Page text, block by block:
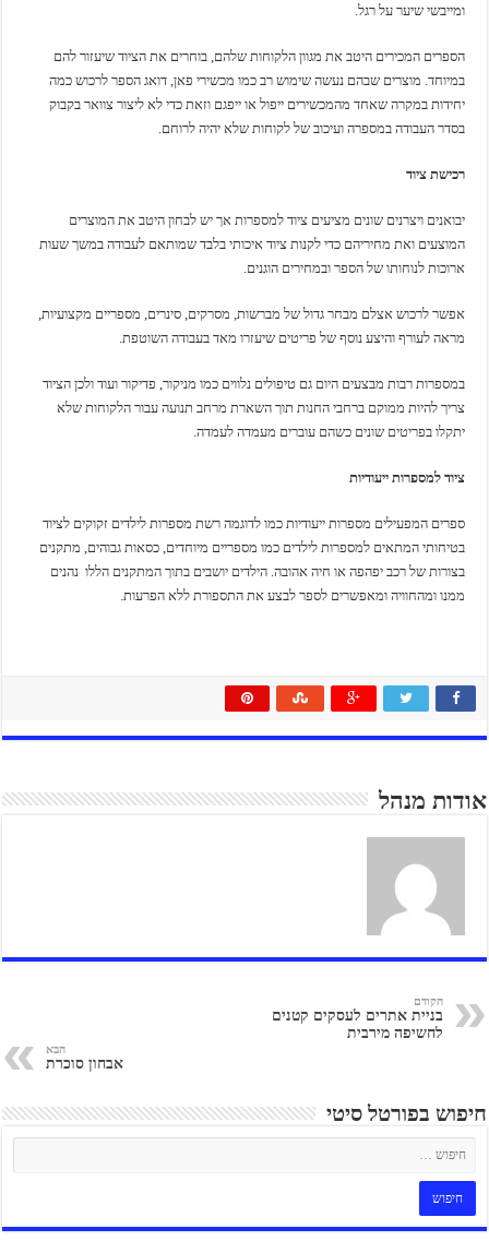
ומייבשי שיער על רגל.
הספרים המכירים היטב את מגוון הלקוחות שלהם, בוחרים את הציוד שיעזור להם
במיוחד. מוצרים שבהם נעשה שימוש רב כמו מכשירי פאן, דואג הספר לרכוש כמה
יחידות במקרה שאחד מהמכשירים ייפול או ייפגם וזאת כדי לא ליצור צוואר בקבוק
בסדר העבודה במספרה ועיכוב של לקוחות שלא יהיה לרוחם.
רכישת ציוד
יבואנים ויצרנים שונים מציעים ציוד למספרות אך יש לבחון היטב את המוצרים
המוצעים ואת מחיריהם כדי לקנות ציוד איכותי בלבד שמותאם לעבודה במשך שעות
ארוכות לנוחותו של הספר ובמחירים הוגנים.
אפשר לרכוש אצלם מבחר גדול של מברשות, מסרקים, סינרים, מספריים מקצועיות,
מראה לעורף והיצע נוסף של פריטים שיעזרו מאד בעבודה השוטפת.
במספרות רבות מבצעים היום גם טיפולים נלווים כמו מניקור, פדיקור ועוד ולכן הציוד
צריך להיות ממוקם ברחבי החנות תוך השארת מרחב תנועה עבור הלקוחות שלא
יתקלו בפריטים שונים כשהם עוברים מעמדה לעמדה.
ציוד למספרות ייעודיות
ספרים המפעילים מספרות ייעודיות כמו לדוגמה רשת מספרות לילדים זקוקים לציוד
בטיחותי המתאים למספרות לילדים כמו מספריים מיוחדים, כסאות גבוהים, מתקנים
בצורות של רכב יפהפה או חיה אהובה. הילדים יושבים בתוך המתקנים הללו נהנים
ממנו ומהחוויה ומאפשרים לספר לבצע את התספורת ללא הפרעות.
אודות מנהל
הקודם
בניית אתרים לעסקים קטנים
לחשיפה מירבית
הבא
אבחון סוכרת
חיפוש בפורטל סיטי